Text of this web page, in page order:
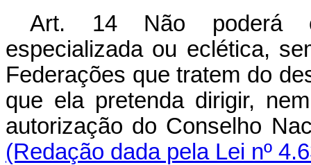
Art. 14 Não poderá
especializada ou eclética,
Federações que tratem do
que ela pretenda dirigir,
autorização do
(Redação dada pela Lei nº